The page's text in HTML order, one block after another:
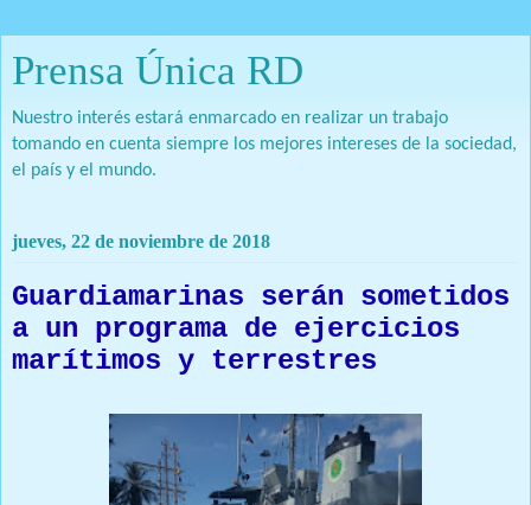
Prensa Única RD
Nuestro interés estará enmarcado en realizar un trabajo
tomando en cuenta siempre los mejores intereses de la sociedad,
el país y el mundo.
jueves, 22 de noviembre de 2018
Guardiamarinas serán sometidos
a un programa de ejercicios
marítimos y terrestres